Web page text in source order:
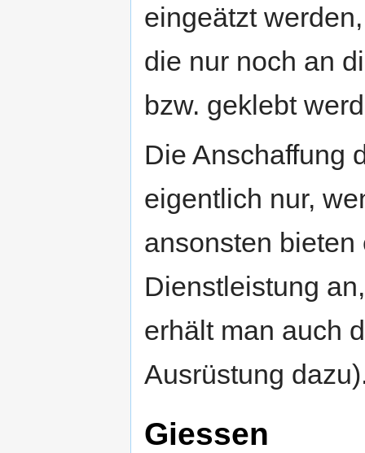
eingeätzt
die nur noch an
bzw. geklebt
Die Anschaffung
eigentlich nur,
ansonsten
Dienstleistung
erhält man auch
Ausrüstung
Giessen